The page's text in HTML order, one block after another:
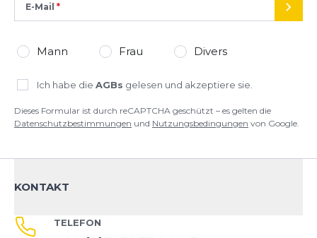
E-Mail
Mann Frau Divers
Ich habe die AGBs gelesen und akzeptiere sie.
Dieses Formular ist durch reCAPTCHA geschützt – es gelten die
Datenschutzbestimmungen und Nutzungsbedingungen von Google.
KONTAKT
TELEFON